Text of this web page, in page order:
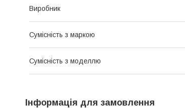
Виробник
Сумісність з маркою
Сумісність з моделлю
Інформація для замовлення